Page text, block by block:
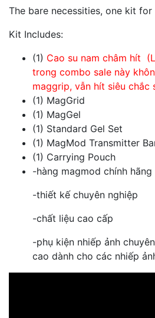
The bare necessities, one kit for
Kit Includes:
(1) Cao su nam châm hít
trong combo sale này
maggrip, vẫn hít siêu chắc
(1) MagGrid
(1) MagGel
(1) Standard Gel Set
(1) MagMod Transmitter
(1) Carrying Pouch
-hàng magmod chính hãng
-thiết kế chuyên nghiệp
-chất liệu cao cấp
-phụ kiện nhiếp ảnh
cao dành cho các nhiếp